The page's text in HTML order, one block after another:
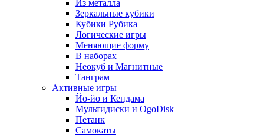
Из металла
Зеркальные кубики
Кубики Рубика
Логические игры
Меняющие форму
В наборах
Неокуб и Магнитные
Танграм
Активные игры
Йо-йо и Кендама
Мультидиски и OgoDisk
Петанк
Самокаты